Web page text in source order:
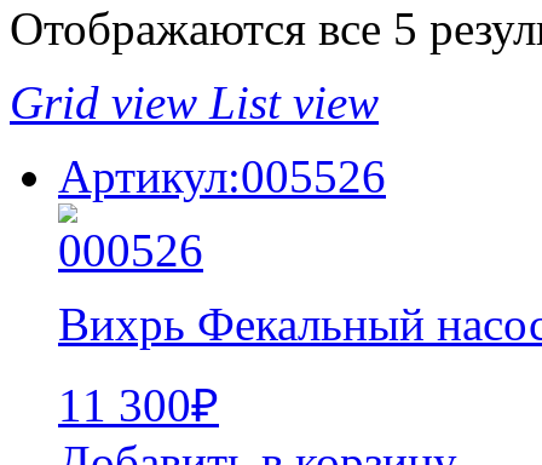
Отображаются все 5
Grid view List view
Артикул:005526
Вихрь Фекальный
11 300₽